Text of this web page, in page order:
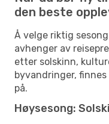
den beste
Å velge riktig
avhenger av
etter solskinn,
byvandringer,
på.
Høysesong: